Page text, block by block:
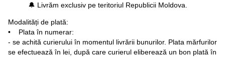
🔔 Livrăm exclusiv pe teritoriul Republicii Moldova.
Modalități de plată:
• Plata în numerar:
- se achită curierului în momentul livrării bunurilor. Plata mărfurilor
se efectuează în lei, după care curierul eliberează un bon plată în